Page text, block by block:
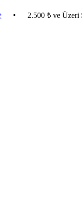
2.500 ₺ ve Üzeri